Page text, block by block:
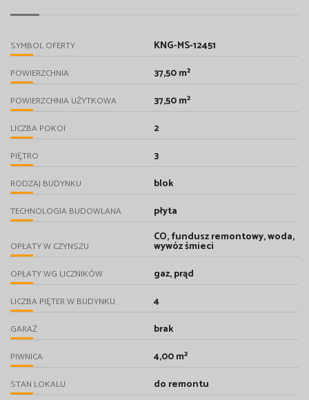
SYMBOL OFERTY KNG-MS-12451
POWIERZCHNIA 37,50 m²
POWIERZCHNIA UŻYTKOWA 37,50 m²
LICZBA POKOI 2
PIĘTRO 3
RODZAJ BUDYNKU blok
TECHNOLOGIA BUDOWLANA płyta
OPŁATY W CZYNSZU
CO, fundusz remontowy, woda,
wywóz śmieci
OPŁATY WG LICZNIKÓW gaz, prąd
LICZBA PIĘTER W BUDYNKU 4
GARAŻ brak
PIWNICA 4,00 m²
STAN LOKALU do remontu